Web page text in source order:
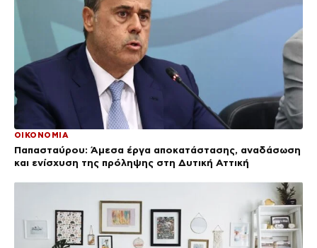
ΟΙΚΟΝΟΜΙΑ
Παπασταύρου: Άμεσα έργα αποκατάστασης, αναδάσωση
και ενίσχυση της πρόληψης στη Δυτική Αττική